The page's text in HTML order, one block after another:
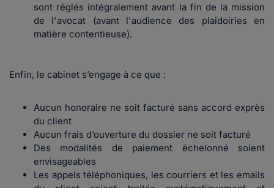
sont réglés intégralement avant la fin de la mission
de l'avocat (avant l'audience des plaidoiries en
matière contentieuse).
Enfin, le cabinet s’engage à ce que :
Aucun honoraire ne soit facturé sans accord exprès
du client
Aucun frais d’ouverture du dossier ne soit facturé
Des modalités de paiement échelonné soient
envisageables
Les appels téléphoniques, les courriers et les emails